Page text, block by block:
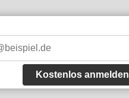
Kostenlos anmelden